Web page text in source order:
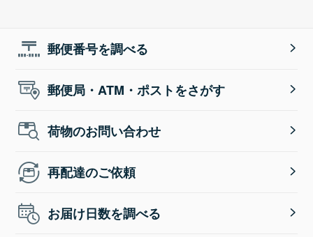
郵便番号を調べる
郵便局・ATM・ポストをさがす
荷物のお問い合わせ
再配達のご依頼
お届け日数を調べる